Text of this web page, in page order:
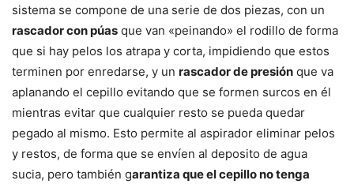
sistema se compone de una serie de dos piezas, con un
rascador con púas que van «peinando» el rodillo de forma
que si hay pelos los atrapa y corta, impidiendo que estos
terminen por enredarse, y un rascador de presión que va
aplanando el cepillo evitando que se formen surcos en él
mientras evitar que cualquier resto se pueda quedar
pegado al mismo. Esto permite al aspirador eliminar pelos
y restos, de forma que se envíen al deposito de agua
sucia, pero también garantiza que el cepillo no tenga